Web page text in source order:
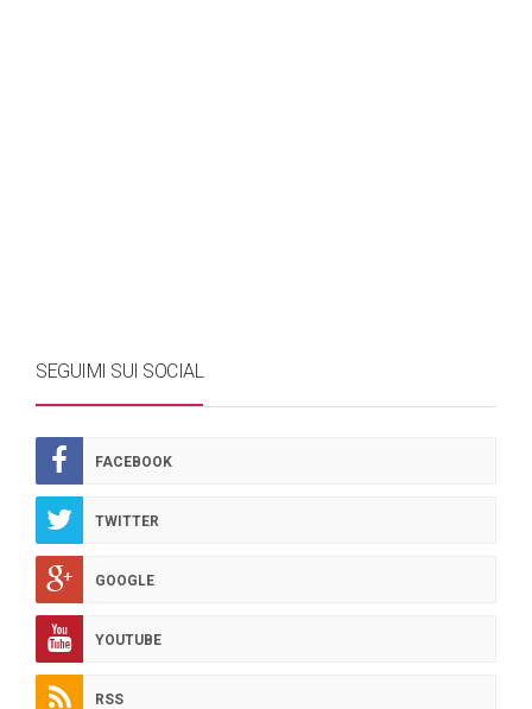
SEGUIMI SUI SOCIAL
FACEBOOK
TWITTER
GOOGLE
YOUTUBE
RSS